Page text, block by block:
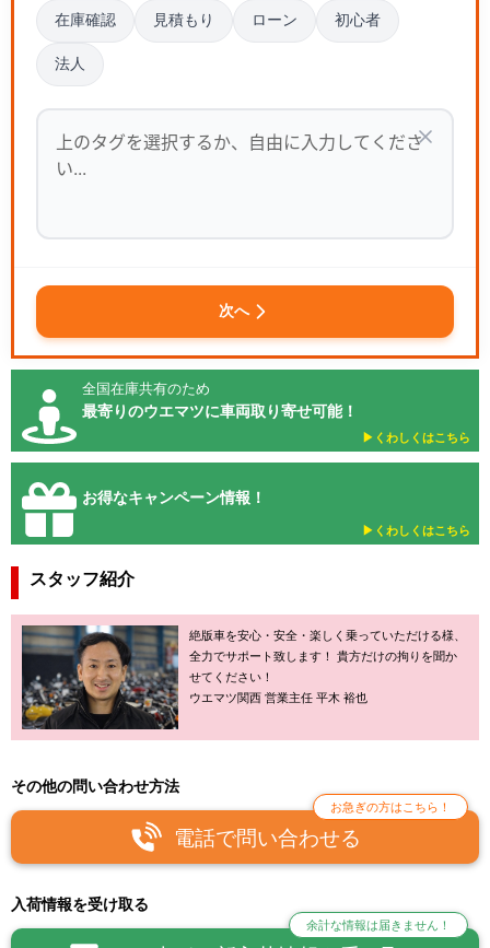
在庫確認 見積もり ローン 初心者
法人
次へ
全国在庫共有のため
最寄りのウエマツに車両取り寄せ可能！
▶︎くわしくはこちら
お得なキャンペーン情報！
▶︎くわしくはこちら
スタッフ紹介
絶版車を安心・安全・楽しく乗っていただける様、
全力でサポート致します！ 貴方だけの拘りを聞か
せてください！
ウエマツ関西 営業主任 平木 裕也
その他の問い合わせ方法
電話で問い合わせる
お急ぎの方はこちら！
入荷情報を受け取る
余計な情報は届きません！